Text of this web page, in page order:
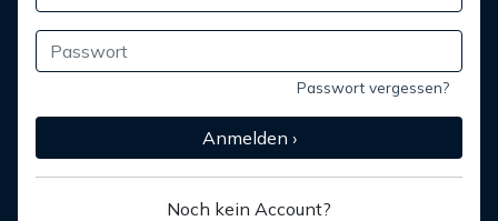
Passwort vergessen?
Anmelden ›
Noch kein Account?